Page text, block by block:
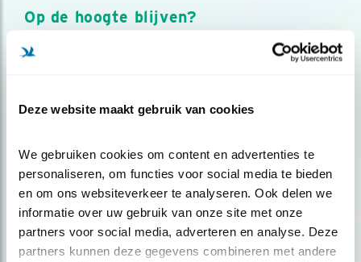
Deze website maakt gebruik van cookies
We gebruiken cookies om content en advertenties te
personaliseren, om functies voor social media te bieden
en om ons websiteverkeer te analyseren. Ook delen we
informatie over uw gebruik van onze site met onze
partners voor social media, adverteren en analyse. Deze
partners kunnen deze gegevens combineren met andere
Op de hoogte blijven?
Meld je aan en ontvang nieuws, inspiratie, acties en tips
over vogels en activiteiten van Vogelbescherming.